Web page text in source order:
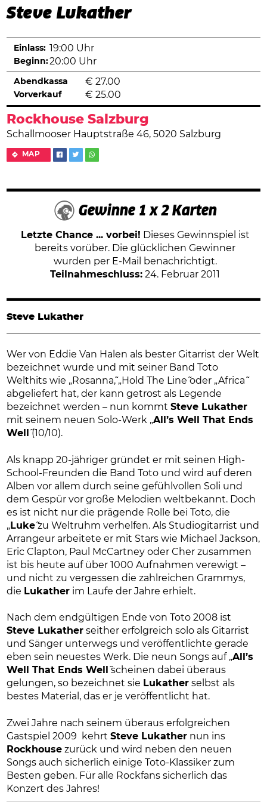
Steve Lukather
Rockhouse Salzburg
Schallmooser Hauptstraße 46, 5020 Salzburg
MAP
Einlass: 19:00 Uhr
Beginn:20:00 Uhr
Abendkassa € 27.00
Vorverkauf € 25.00
Gewinne 1 x 2 Karten
Letzte Chance ... vorbei! Dieses Gewinnspiel ist
bereits vorüber. Die glücklichen Gewinner
wurden per E-Mail benachrichtigt.
Teilnahmeschluss: 24. Februar 2011
Steve Lukather
Wer von Eddie Van Halen als bester Gitarrist der Welt
bezeichnet wurde und mit seiner Band Toto
Welthits wie „Rosanna˜, „Hold The Line˜ oder „Africa˜
abgeliefert hat, der kann getrost als Legende
bezeichnet werden – nun kommtSteve Lukather
mit seinem neuen Solo-Werk „All’s Well That Ends
Well
˜ (10/10).
Als knapp 20-jähriger gründet er mit seinen High-
School-Freunden die Band Toto und wird auf deren
Alben vor allem durch seine gefühlvollen Soli und
dem Gespür vor große Melodien weltbekannt. Doch
es ist nicht nur die prägende Rolle bei Toto, die
„ Luke˜ zu Weltruhm verhelfen. Als Studiogitarrist und
Arrangeur arbeitete er mit Stars wie Michael Jackson,
Eric Clapton, Paul McCartney oder Cher zusammen
ist bis heute auf über 1000 Aufnahmen verewigt –
und nicht zu vergessen die zahlreichen Grammys,
die Lukather im Laufe der Jahre erhielt.
Nach dem endgültigen Ende von Toto 2008 ist
Steve Lukather seither erfolgreich solo als Gitarrist
und Sänger unterwegs und veröffentlichte gerade
eben sein neuestes Werk. Die neun Songs auf „All’s
Well That Ends Well
˜ scheinen dabei überaus
gelungen, so bezeichnet sie Lukather selbst als
bestes Material, das er je veröffentlicht hat.
Zwei Jahre nach seinem überaus erfolgreichen
Gastspiel 2009 kehrtSteve Lukather nun ins
Rockhouse zurück und wird neben den neuen
Songs auch sicherlich einige Toto-Klassiker zum
Besten geben. Für alle Rockfans sicherlich das
Konzert des Jahres!